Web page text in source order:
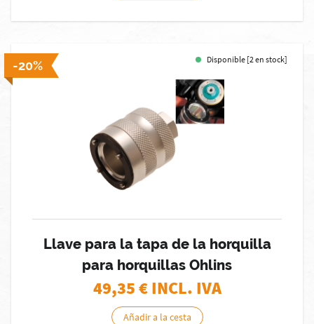
-20% Disponible [2 en stock]
Llave para la tapa de la horquilla
para horquillas Ohlins
49,35€ INCL. IVA
Añadir a la cesta